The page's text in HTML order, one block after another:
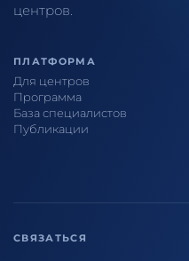
центров.
ПЛАТФОРМА
Для центров
Программа
База специалистов
Публикации
СВЯЗАТЬСЯ